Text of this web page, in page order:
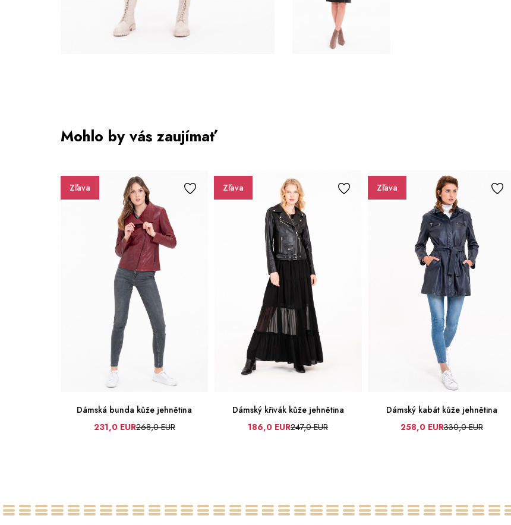
Mohlo by vás zaujímať
Zľava
48
Dámská bunda kůže jehnětina
231,0 EUR268,0 EUR
Zľava
Dámský křivák kůže jehnětina
186,0 EUR247,0 EUR
Zľava
Dámský kabát kůže jehnětina
258,0 EUR330,0 EUR